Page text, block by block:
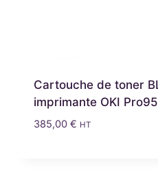
Cartouche de toner
imprimante OKI
385,00 € HT